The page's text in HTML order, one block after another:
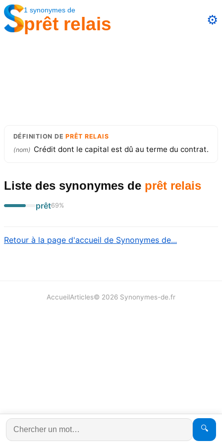
1 synonymes de
prêt relais ⚙️
DÉFINITION DEPRÊT RELAIS
(nom) Crédit dont le capital est dû au terme du contrat.
Liste des synonymes de prêt relais
prêt69%
Retour à la page d'accueil de Synonymes de...
🔍
AccueilArticles© 2026 Synonymes-de.fr